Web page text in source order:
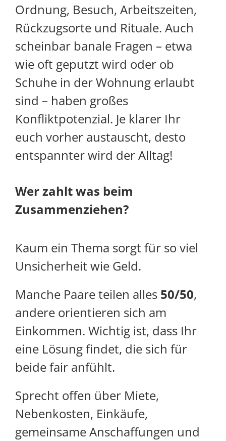
Ordnung, Besuch, Arbeitszeiten,
Rückzugsorte und Rituale. Auch
scheinbar banale Fragen – etwa
wie oft geputzt wird oder ob
Schuhe in der Wohnung erlaubt
sind – haben großes
Konfliktpotenzial. Je klarer Ihr
euch vorher austauscht, desto
entspannter wird der Alltag!
Wer zahlt was beim
Zusammenziehen?
Kaum ein Thema sorgt für so viel
Unsicherheit wie Geld.
Manche Paare teilen alles 50/50,
andere orientieren sich am
Einkommen. Wichtig ist, dass Ihr
eine Lösung findet, die sich für
beide fair anfühlt.
Sprecht offen über Miete,
Nebenkosten, Einkäufe,
gemeinsame Anschaffungen und